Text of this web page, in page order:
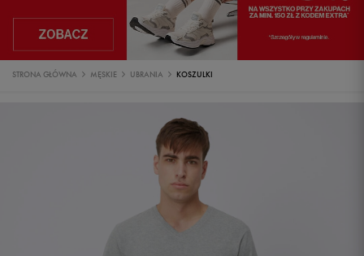
STRONA GŁÓWNA MĘSKIE UBRANIA KOSZULKI